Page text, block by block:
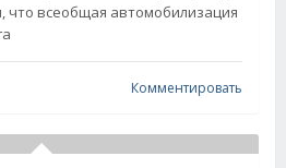
что всеобщая автомобилизация
Комментировать